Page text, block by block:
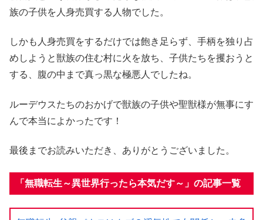
族の子供を人身売買する人物でした。
しかも人身売買をするだけでは飽き足らず、手柄を独り占
めしようと獣族の住む村に火を放ち、子供たちを攫おうと
する、腹の中まで真っ黒な極悪人でしたね。
ルーデウスたちのおかげで獣族の子供や聖獣様が無事にす
んで本当によかったです！
最後までお読みいただき、ありがとうございました。
「無職転生～異世界行ったら本気だす～」の記事一覧